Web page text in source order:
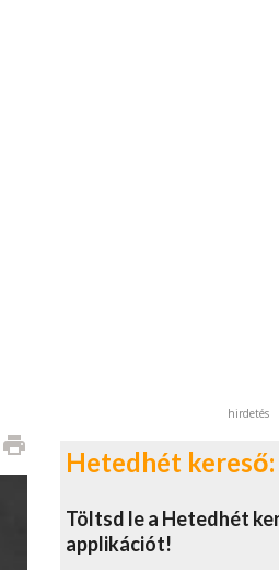
print
hirdetés
Hetedhét kereső:
Töltsd le a Hetedhét
applikációt!